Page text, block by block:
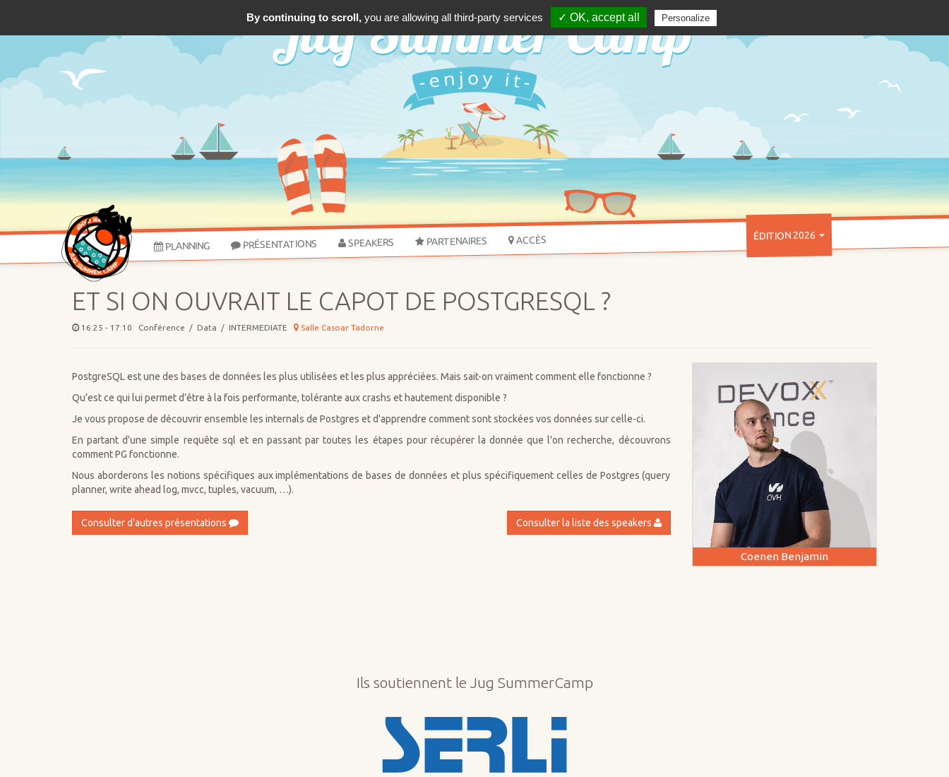
PLANNING PRÉSENTATIONS SPEAKERS PARTENAIRES ACCÈS ÉDITION 2026
ET SI ON OUVRAIT LE CAPOT DE POSTGRESQL ?
16:25 - 17:10 Conférence / Data / INTERMEDIATE Salle Casoar Tadorne
PostgreSQL est une des bases de données les plus utilisées et les plus appréciées. Mais sait-on vraiment comment elle fonctionne ?
Qu’est ce qui lui permet d’être à la fois performante, tolérante aux crashs et hautement disponible ?
Je vous propose de découvrir ensemble les internals de Postgres et d'apprendre comment sont stockées vos données sur celle-ci.
En partant d’une simple requête sql et en passant par toutes les étapes pour récupérer la donnée que l'on recherche, découvrons
comment PG fonctionne.
Nous aborderons les notions spécifiques aux implémentations de bases de données et plus spécifiquement celles de Postgres (query
planner, write ahead log, mvcc, tuples, vacuum, …).
Consulter d'autres présentations Consulter la liste des speakers
Coenen Benjamin
Ils soutiennent le Jug SummerCamp
By continuing to scroll, you are allowing all third-party services ✓ OK, accept all Personalize